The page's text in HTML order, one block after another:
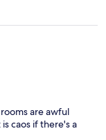
are awful
caos if there's a